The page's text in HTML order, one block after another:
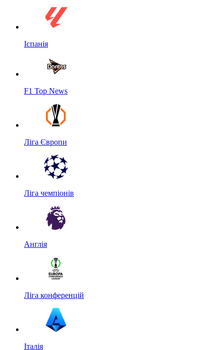
Іспанія
F1 Top News
Ліга Європи
Ліга чемпіонів
Англія
Ліга конференцій
Італія